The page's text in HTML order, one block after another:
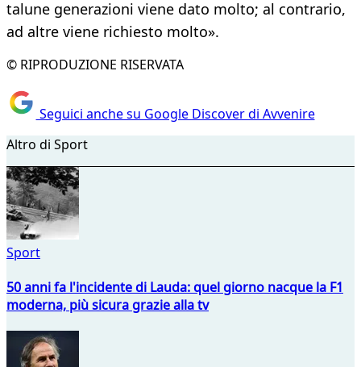
talune generazioni viene dato molto; al contrario,
ad altre viene richiesto molto».
© RIPRODUZIONE RISERVATA
Seguici anche su Google Discover di Avvenire
Altro di Sport
Sport
50 anni fa l'incidente di Lauda: quel giorno nacque la F1
moderna, più sicura grazie alla tv